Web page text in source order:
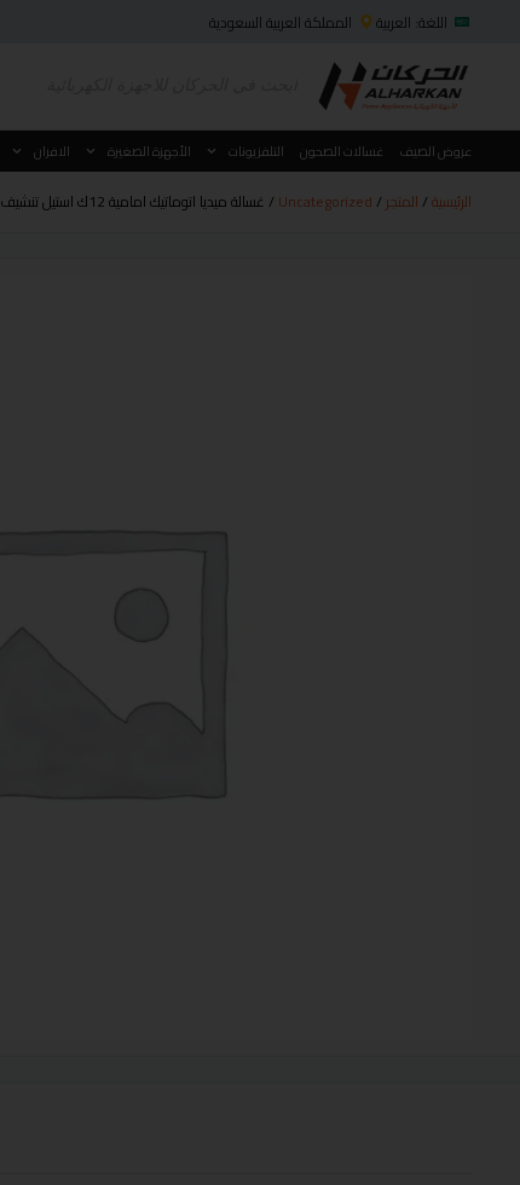
اللغة: العربية المملكة العربية السعودية
عروض الصيف غسالات الصحون التلفزيونات الأجهزة الصغيرة الافران
الرئيسية/ المتجر /
Uncategorized / غسالة ميديا اتوماتيك امامية 12ك استيل تنشيف 100% موديل MF200D120W1TSA